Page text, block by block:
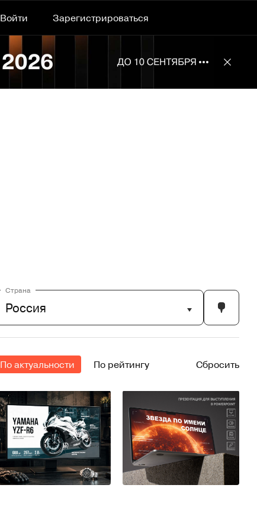
Войти
Зарегистрироваться
Страна
Россия
По актуальности По рейтингу Сбросить
5 8